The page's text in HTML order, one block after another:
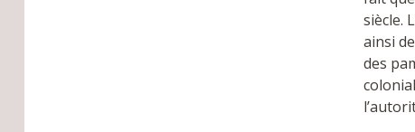
siècle.
ainsi
des